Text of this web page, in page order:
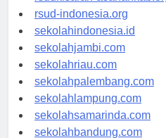
rsudkisaran-asahankab.org
rsud-indonesia.org
sekolahindonesia.id
sekolahjambi.com
sekolahriau.com
sekolahpalembang.com
sekolahlampung.com
sekolahsamarinda.com